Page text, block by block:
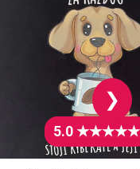
5.0 ★★★★★
❯